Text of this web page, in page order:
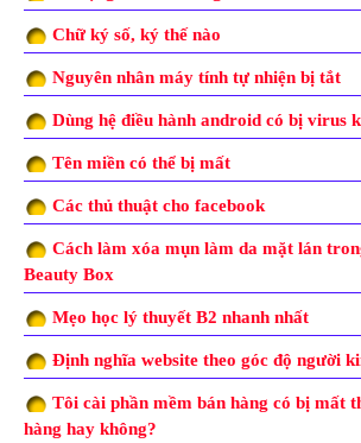
Chữ ký số, ký thế nào
Nguyên nhân máy tính tự nhiện bị tắt
Dùng hệ điều hành android có bị virus
Tên miền có thể bị mất
Các thủ thuật cho facebook
Cách làm xóa mụn làm da mặt lán
Beauty Box
Mẹo học lý thuyết B2 nhanh nhất
Định nghĩa website theo góc độ người
Tôi cài phần mềm bán hàng có bị mất
hàng hay không?